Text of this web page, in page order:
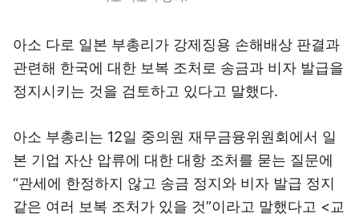
아소 다로 일본 부총리가 강제징용 손해배상 판결과
관련해 한국에 대한 보복 조처로 송금과 비자 발급을
정지시키는 것을 검토하고 있다고 말했다.
아소 부총리는 12일 중의원 재무금융위원회에서 일
본 기업 자산 압류에 대한 대항 조처를 묻는 질문에
“관세에 한정하지 않고 송금 정지와 비자 발급 정지
같은 여러 보복 조처가 있을 것”이라고 말했다고 <교